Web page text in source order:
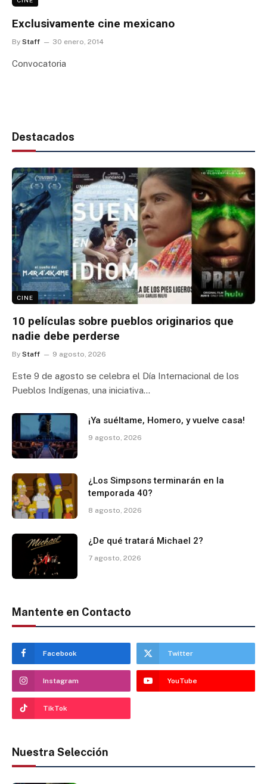
Exclusivamente cine mexicano
By Staff 30 enero, 2014
Convocatoria
Destacados
CINE
10 películas sobre pueblos originarios que
nadie debe perderse
By Staff 9 agosto, 2026
Este 9 de agosto se celebra el Día Internacional de los
Pueblos Indígenas, una iniciativa…
¡Ya suéltame, Homero, y vuelve casa!
9 agosto, 2026
¿Los Simpsons terminarán en la
temporada 40?
8 agosto, 2026
¿De qué tratará Michael 2?
7 agosto, 2026
Mantente en Contacto
Facebook Twitter
Instagram YouTube
TikTok
Nuestra Selección